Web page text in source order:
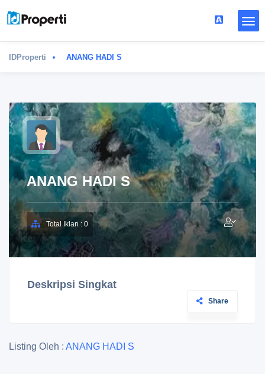
IDProperti ANANG HADI S
ANANG HADI S
Total Iklan : 0
Deskripsi Singkat
Share
Listing Oleh : ANANG HADI S